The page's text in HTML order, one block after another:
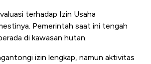
terhadap Izin Usaha
Pemerintah saat ini tengah
di kawasan hutan.
izin lengkap, namun aktivitas